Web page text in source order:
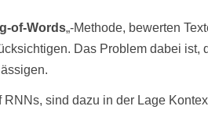
of-Words„-Methode, bewerten
Das Problem dabei ist,
sind dazu in der Lage